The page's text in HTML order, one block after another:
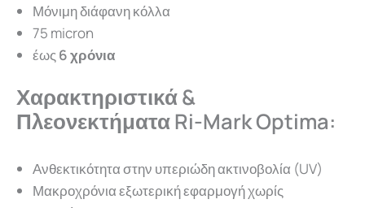
Μόνιμη διάφανη κόλλα
75 micron
έως 6 χρόνια
Χαρακτηριστικά &
Πλεονεκτήματα Ri-Mark Optima:
Ανθεκτικότητα στην υπεριώδη ακτινοβολία (UV)
Μακροχρόνια εξωτερική εφαρμογή χωρίς